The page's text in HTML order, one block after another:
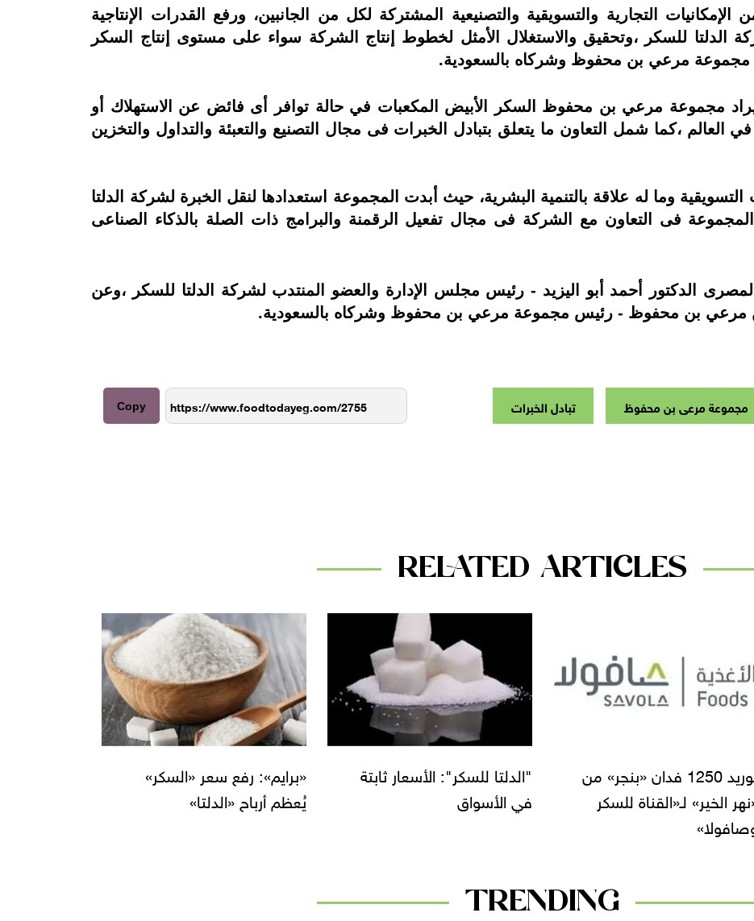
التجارية والتسويقية والتصنيعية المشتركة لكل من الجانبين، ورفع القدرات الإنتاجية
الدلتا للسكر ،وتحقيق والاستغلال الأمثل لخطوط إنتاج الشركة سواء على مستوى إنتاج السكر
مجموعة مرعي بن محفوظ وشركاه بالسعودية.
مجموعة مرعي بن محفوظ السكر الأبيض المكعبات في حالة توافر أى فائض عن الاستهلاك أو
العالم ،كما شمل التعاون ما يتعلق بتبادل الخبرات فى مجال التصنيع والتعبئة والتداول والتخزين
وما له علاقة بالتنمية البشرية، حيث أبدت المجموعة استعدادها لنقل الخبرة لشركة الدلتا
فى التعاون مع الشركة فى مجال تفعيل الرقمنة والبرامج ذات الصلة بالذكاء الصناعى
الدكتور أحمد أبو اليزيد - رئيس مجلس الإدارة والعضو المنتدب لشركة الدلتا للسكر ،وعن
مرعي بن محفوظ - رئيس مجموعة مرعي بن محفوظ وشركاه بالسعودية.
مجموعة مرعى بن محفوظ تبادل الخبرات Copy
RELATED ARTICLES
توريد 1250 فدان «بنجر» من
الخير» لـ«القناة للسكر
"الدلتا للسكر": الأسعار ثابتة
في الأسواق
«برايم»: رفع سعر «السكر»
يُعظم أرباح «الدلتا»
TRENDING